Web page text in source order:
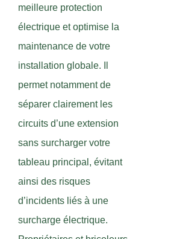
meilleure protection
électrique et optimise la
maintenance de votre
installation globale. Il
permet notamment de
séparer clairement les
circuits d’une extension
sans surcharger votre
tableau principal, évitant
ainsi des risques
d’incidents liés à une
surcharge électrique.